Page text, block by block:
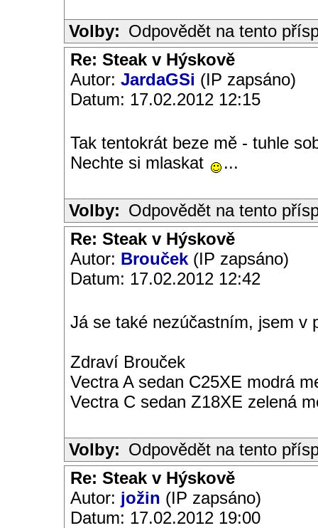
Volby: Odpovědět na tento
Re: Steak v Hýskově
Autor: JardaGSi (IP zapsáno)
Datum: 17.02.2012 12:15
Tak tentokrát beze mě - tuhle
Nechte si mlaskat
...
Volby: Odpovědět na tento
Re: Steak v Hýskově
Autor: Brouček (IP zapsáno)
Datum: 17.02.2012 12:42
Já se také nezúčastním, jsem v
Zdraví Brouček
Vectra A sedan C25XE modrá
Vectra C sedan Z18XE zelená
Volby: Odpovědět na tento
Re: Steak v Hýskově
Autor: jožin (IP zapsáno)
Datum: 17.02.2012 19:00